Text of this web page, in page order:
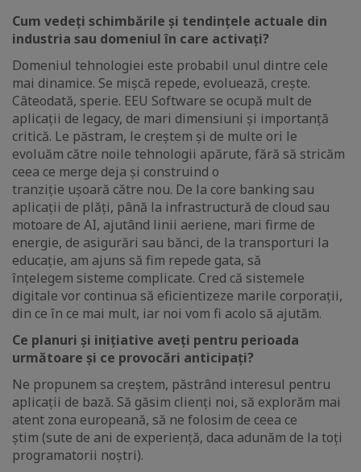
Cum vedeți schimbările și tendințele actuale din
industria sau domeniul în care activați?
Domeniul tehnologiei este probabil unul dintre cele
mai dinamice. Se mișcă repede, evoluează, crește.
Câteodată, sperie. EEU Software se ocupă mult de
aplicații de legacy, de mari dimensiuni și importanță
critică. Le păstram, le creștem și de multe ori le
evoluăm către noile tehnologii apărute, fără să stricăm
ceea ce merge deja și construind o
tranziție ușoară către nou. De la core banking sau
aplicații de plăți, până la infrastructură de cloud sau
motoare de AI, ajutând linii aeriene, mari firme de
energie, de asigurări sau bănci, de la transporturi la
educație, am ajuns să fim repede gata, să
înțelegem sisteme complicate. Cred că sistemele
digitale vor continua să eficientizeze marile corporații,
din ce în ce mai mult, iar noi vom fi acolo să ajutăm.
Ce planuri și inițiative aveți pentru perioada
următoare și ce provocări anticipați?
Ne propunem sa creștem, păstrând interesul pentru
aplicații de bază. Să găsim clienți noi, să explorăm mai
atent zona europeană, să ne folosim de ceea ce
știm (sute de ani de experiență, daca adunăm de la toți
programatorii noștri).